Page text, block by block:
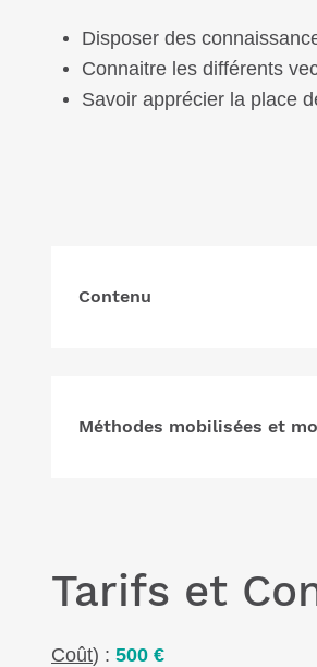
Disposer des
Connaitre les différents
Savoir apprécier la place
Contenu
Méthodes mobilisées et
Tarifs et
Coût) :500 €